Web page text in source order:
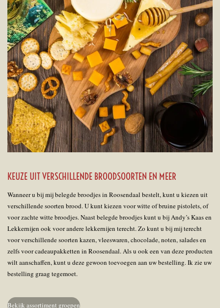
KEUZE UIT VERSCHILLENDE BROODSOORTEN EN MEER
Wanneer u bij mij belegde broodjes in Roosendaal bestelt, kunt u kiezen uit
verschillende soorten brood. U kunt kiezen voor witte of bruine pistolets, of
voor zachte witte broodjes. Naast belegde broodjes kunt u bij Andy’s Kaas en
Lekkernijen ook voor andere lekkernijen terecht. Zo kunt u bij mij terecht
voor verschillende soorten kazen, vleeswaren, chocolade, noten, salades en
zelfs voor cadeaupakketten in Roosendaal. Als u ook een van deze producten
wilt aanschaffen, kunt u deze gewoon toevoegen aan uw bestelling. Ik zie uw
bestelling graag tegemoet.
Bekijk assortiment groepen